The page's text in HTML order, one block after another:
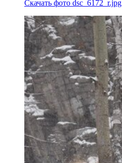
Скачать фото dsc_6172_r.jpg